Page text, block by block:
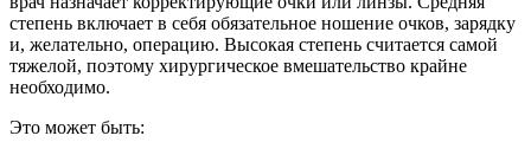
степень включает в себя обязательное ношение очков, зарядку
и, желательно, операцию. Высокая степень считается самой
тяжелой, поэтому хирургическое вмешательство крайне
необходимо.
Это может быть: